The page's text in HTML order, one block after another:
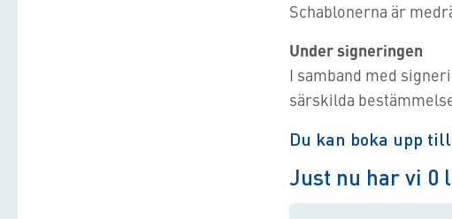
Schablonerna är
Under signeringen
I samband med
särskilda
Du kan boka upp
Just nu har vi 0